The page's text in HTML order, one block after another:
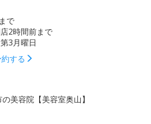
で
2時間前まで
3月曜日
する
美容院【美容室奥山】